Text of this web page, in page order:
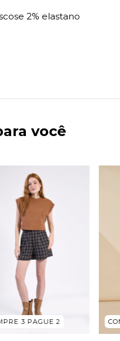
2% elastano
você
3 PAGUE 2